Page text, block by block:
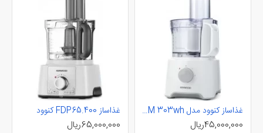
دستگاه پرس مرکبات به شما امکان می دهد آبپرتغال و آبمرکبات درست کنید،
و دستگاه آبمیوه گیری گریز از مرکز می تواند میوه ها و سبزیجات سخت تری
مانند سیب و هویج را بسازد. مولتی آسیاب برای آسیاب کردن آجیل و
سبزیجات مناسب است، در حالی که دیسک ها برای رنده کردن پنیر و برش
سیب زمینی ایده آل هستند.
غذاساز کنوود مدل FDM 303wh
45,000,000ریال
غذاساز FDP65.400 کنوود
65,000,000ریال